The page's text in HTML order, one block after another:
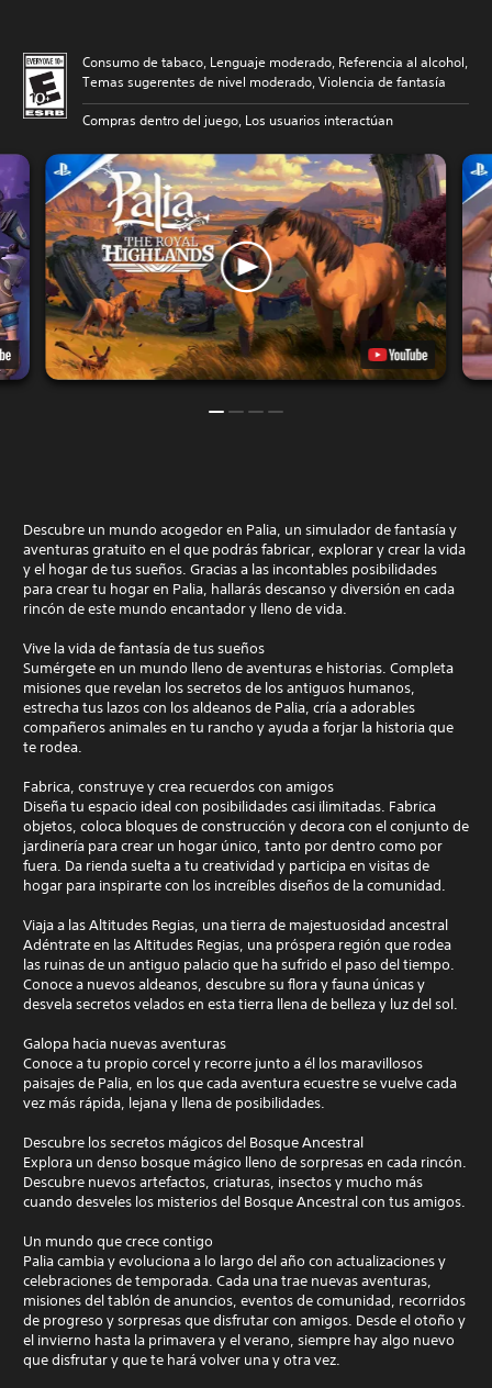
Consumo de tabaco, Lenguaje moderado, Referencia al alcohol,
Temas sugerentes de nivel moderado, Violencia de fantasía
Compras dentro del juego, Los usuarios interactúan
Descubre un mundo acogedor en Palia, un simulador de fantasía y
aventuras gratuito en el que podrás fabricar, explorar y crear la vida
y el hogar de tus sueños. Gracias a las incontables posibilidades
para crear tu hogar en Palia, hallarás descanso y diversión en cada
rincón de este mundo encantador y lleno de vida.
Vive la vida de fantasía de tus sueños
Sumérgete en un mundo lleno de aventuras e historias. Completa
misiones que revelan los secretos de los antiguos humanos,
estrecha tus lazos con los aldeanos de Palia, cría a adorables
compañeros animales en tu rancho y ayuda a forjar la historia que
te rodea.
Fabrica, construye y crea recuerdos con amigos
Diseña tu espacio ideal con posibilidades casi ilimitadas. Fabrica
objetos, coloca bloques de construcción y decora con el conjunto de
jardinería para crear un hogar único, tanto por dentro como por
fuera. Da rienda suelta a tu creatividad y participa en visitas de
hogar para inspirarte con los increíbles diseños de la comunidad.
Viaja a las Altitudes Regias, una tierra de majestuosidad ancestral
Adéntrate en las Altitudes Regias, una próspera región que rodea
las ruinas de un antiguo palacio que ha sufrido el paso del tiempo.
Conoce a nuevos aldeanos, descubre su flora y fauna únicas y
desvela secretos velados en esta tierra llena de belleza y luz del sol.
Galopa hacia nuevas aventuras
Conoce a tu propio corcel y recorre junto a él los maravillosos
paisajes de Palia, en los que cada aventura ecuestre se vuelve cada
vez más rápida, lejana y llena de posibilidades.
Descubre los secretos mágicos del Bosque Ancestral
Explora un denso bosque mágico lleno de sorpresas en cada rincón.
Descubre nuevos artefactos, criaturas, insectos y mucho más
cuando desveles los misterios del Bosque Ancestral con tus amigos.
Un mundo que crece contigo
Palia cambia y evoluciona a lo largo del año con actualizaciones y
celebraciones de temporada. Cada una trae nuevas aventuras,
misiones del tablón de anuncios, eventos de comunidad, recorridos
de progreso y sorpresas que disfrutar con amigos. Desde el otoño y
el invierno hasta la primavera y el verano, siempre hay algo nuevo
que disfrutar y que te hará volver una y otra vez.